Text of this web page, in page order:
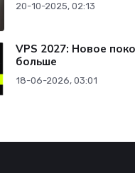
20-10-2025, 02:13
VPS 2027: Новое
больше
18-06-2026, 03:01